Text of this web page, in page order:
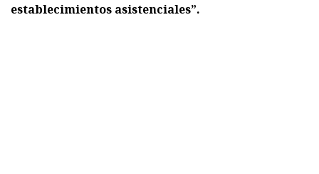
establecimientos asistenciales”.